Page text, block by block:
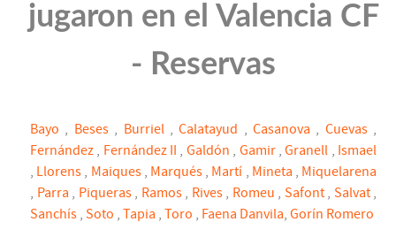
jugaron en el Valencia CF
- Reservas
Bayo , Beses , Burriel ,Calatayud , Casanova , Cuevas ,
Fernández , Fernández II , Galdón , Gamir ,Granell , Ismael
, Llorens , Maiques , Marqués , Martí , Mineta , Miquelarena
, Parra , Piqueras , Ramos , Rives , Romeu , Safont , Salvat ,
Sanchís , Soto , Tapia , Toro , Faena Danvila, Gorín Romero